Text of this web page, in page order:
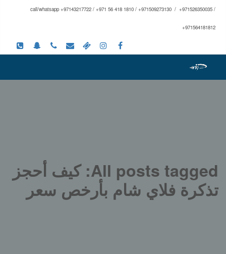
call/whatsapp +97143217722 / +971 56 418 1810 / +971509273130 / +971526350035 /
+971564181812
All posts tagged: كيف أحجز
تذكرة فلاي شام بأرخص سعر